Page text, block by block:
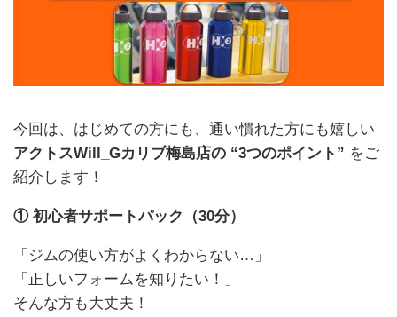
今回は、はじめての方にも、通い慣れた方にも嬉しい
アクトスWill_Gカリブ梅島店の “3つのポイント” をご
紹介します！
① 初心者サポートパック（30分）
「ジムの使い方がよくわからない…」
「正しいフォームを知りたい！」
そんな方も大丈夫！